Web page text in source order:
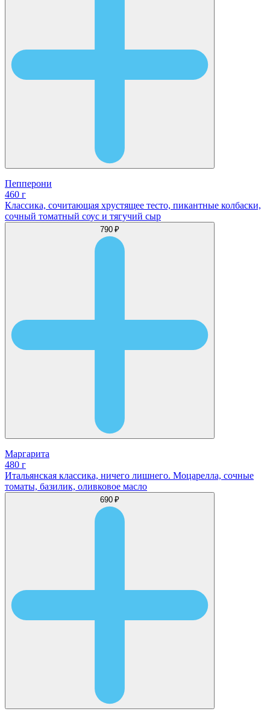
Пепперони
460 г
Классика, сочитающая хрустящее тесто, пикантные колбаски,
сочный томатный соус и тягучий сыр
790 ₽
Маргарита
480 г
Итальянская классика, ничего лишнего. Моцарелла, сочные
томаты, базилик, оливковое масло
690 ₽